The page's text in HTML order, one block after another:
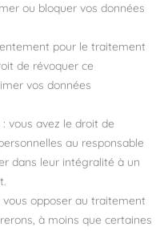
ou bloquer vos données
pour le traitement
de révoquer ce
vos données
vous avez le droit de
au responsable
dans leur intégralité à un
vous opposer au traitement
à moins que certaines